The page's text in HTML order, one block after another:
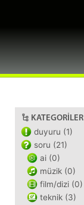
KATEGORILER
duyuru (1)
soru (21)
ai (0)
müzik (0)
film/dizi (0)
teknik (3)